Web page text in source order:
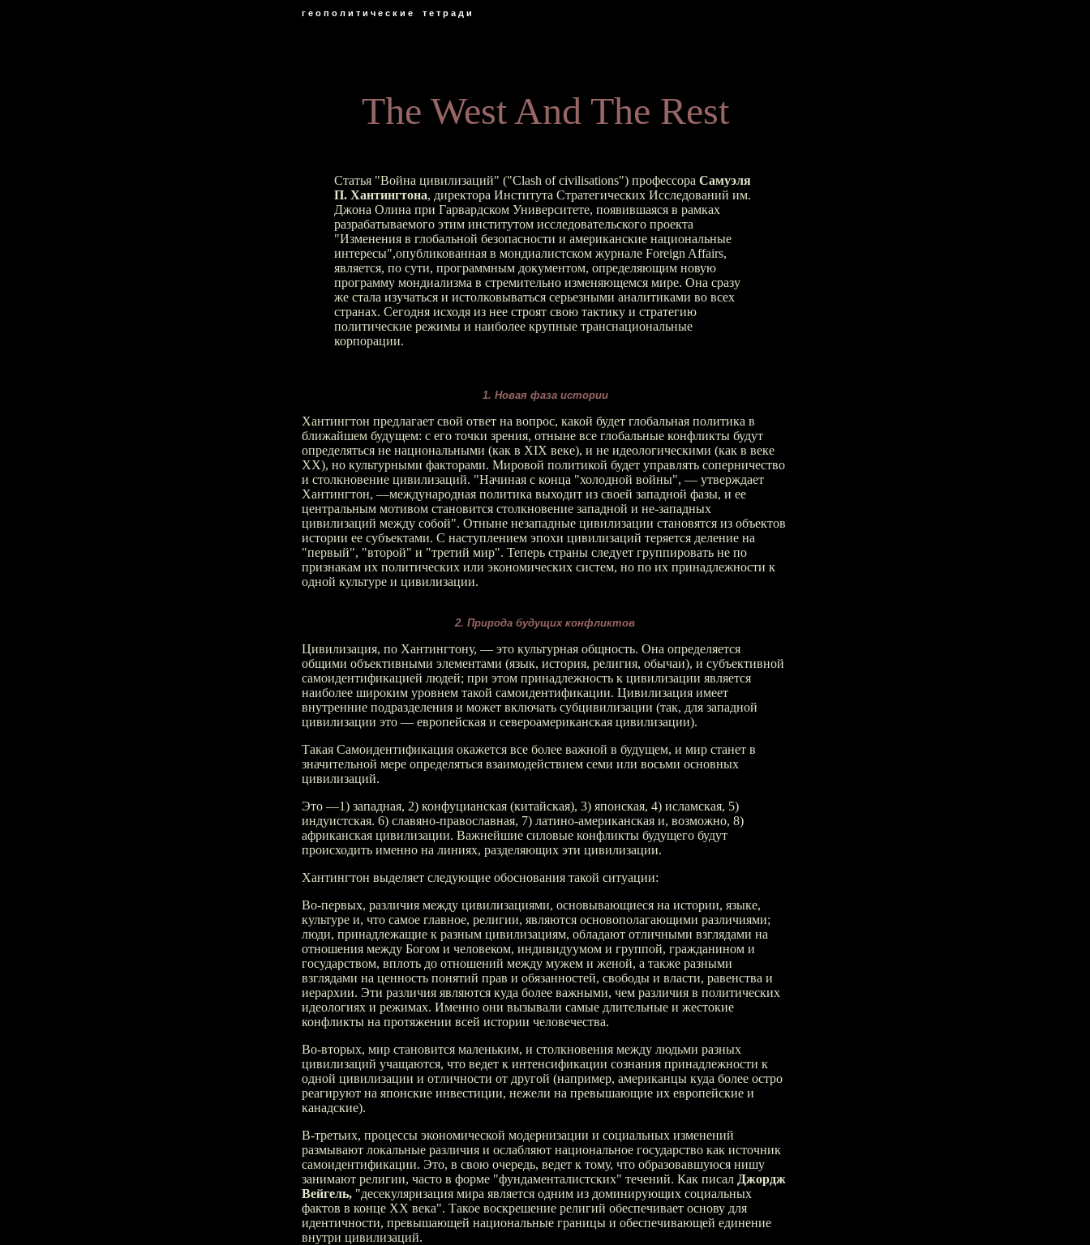
г е о п о л и т и ч е с к и е т е т р а д и
The West And The Rest
Статья "Война цивилизаций" ("Clash of civilisations") профессора Самуэля
П. Хантингтона, директора Института Стратегических Исследований им.
Джона Олина при Гарвардском Университете, появившаяся в рамках
разрабатываемого этим институтом исследовательского проекта
"Изменения в глобальной безопасности и американские национальные
интересы",опубликованная в мондиалистском журнале Foreign Affairs,
является, по сути, программным документом, определяющим новую
программу мондиализма в стремительно изменяющемся мире. Она сразу
же стала изучаться и истолковываться серьезными аналитиками во всех
странах. Сегодня исходя из нее строят свою тактику и стратегию
политические режимы и наиболее крупные транснациональные
корпорации.
1. Новая фаза истории
Хантингтон предлагает свой ответ на вопрос, какой будет глобальная политика в
ближайшем будущем: с его точки зрения, отныне все глобальные конфликты будут
определяться не национальными (как в XIX веке), и не идеологическими (как в веке
XX), но культурными факторами. Мировой политикой будет управлять соперничество
и столкновение цивилизаций. "Начиная с конца "холодной войны", — утверждает
Хантингтон, —международная политика выходит из своей западной фазы, и ее
центральным мотивом становится столкновение западной и не-западных
цивилизаций между собой". Отныне незападные цивилизации становятся из объектов
истории ее субъектами. С наступлением эпохи цивилизаций теряется деление на
"первый", "второй" и "третий мир". Теперь страны следует группировать не по
признакам их политических или экономических систем, но по их принадлежности к
одной культуре и цивилизации.
2. Природа будущих конфликтов
Цивилизация, по Хантингтону, — это культурная общность. Она определяется
общими объективными элементами (язык, история, религия, обычаи), и субъективной
самоидентификацией людей; при этом принадлежность к цивилизации является
наиболее широким уровнем такой самоидентификации. Цивилизация имеет
внутренние подразделения и может включать субцивилизации (так, для западной
цивилизации это — европейская и североамериканская цивилизации).
Такая Самоидентификация окажется все более важной в будущем, и мир станет в
значительной мере определяться взаимодействием семи или восьми основных
цивилизаций.
Это —1) западная, 2) конфуцианская (китайская), 3) японская, 4) исламская, 5)
индуистская. 6) славяно-православная, 7) латино-американская и, возможно, 8)
африканская цивилизации. Важнейшие силовые конфликты будущего будут
происходить именно на линиях, разделяющих эти цивилизации.
Хантингтон выделяет следующие обоснования такой ситуации:
Во-первых, различия между цивилизациями, основывающиеся на истории, языке,
культуре и, что самое главное, религии, являются основополагающими различиями;
люди, принадлежащие к разным цивилизациям, обладают отличными взглядами на
отношения между Богом и человеком, индивидуумом и группой, гражданином и
государством, вплоть до отношений между мужем и женой, а также разными
взглядами на ценность понятий прав и обязанностей, свободы и власти, равенства и
иерархии. Эти различия являются куда более важными, чем различия в политических
идеологиях и режимах. Именно они вызывали самые длительные и жестокие
конфликты на протяжении всей истории человечества.
Во-вторых, мир становится маленьким, и столкновения между людьми разных
цивилизаций учащаются, что ведет к интенсификации сознания принадлежности к
одной цивилизации и отличности от другой (например, американцы куда более остро
реагируют на японские инвестиции, нежели на превышающие их европейские и
канадские).
В-третьих, процессы экономической модернизации и социальных изменений
размывают локальные различия и ослабляют национальное государство как источник
самоидентификации. Это, в свою очередь, ведет к тому, что образовавшуюся нишу
занимают религии, часто в форме "фундаменталистских" течений. Как писал Джордж
Вейгель, "десекуляризация мира является одним из доминирующих социальных
фактов в конце XX века". Такое воскрешение религий обеспечивает основу для
идентичности, превышающей национальные границы и обеспечивающей единение
внутри цивилизаций.